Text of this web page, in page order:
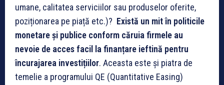
umane, calitatea serviciilor sau produselor oferite,
poziționarea pe piață etc.)? Există un mit în politicile
monetare și publice conform căruia firmele au
nevoie de acces facil la finanțare ieftină pentru
încurajarea investițiilor. Aceasta este și piatra de
temelie a programului QE (Quantitative Easing)